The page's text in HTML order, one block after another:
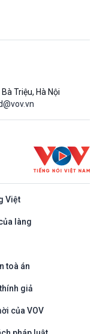
Triệu, Hà Nội
Việt
làng
toà án
giả
của VOV